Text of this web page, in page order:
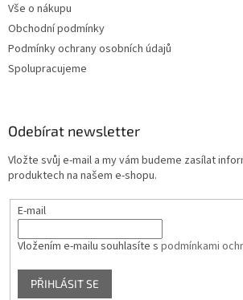
Vše o nákupu
Obchodní podmínky
Podmínky ochrany osobních údajů
Spolupracujeme
Odebírat newsletter
Vložte svůj e-mail a my vám budeme zasílat
produktech na našem e-shopu.
E-mail
Vložením e-mailu souhlasíte s podmínkami
PŘIHLÁSIT SE